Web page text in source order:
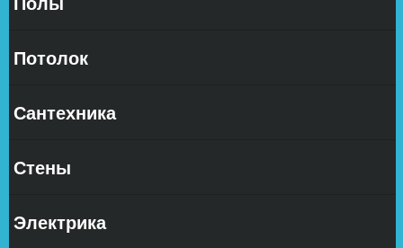
Потолок
Сантехника
Стены
Электрика
фиолетового цвета. Кроме него существуют, еще
фиолетовым тонам. Термин «лавандовый»,